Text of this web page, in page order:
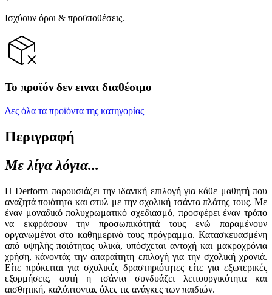
Ισχύουν όροι & προϋποθέσεις.
Το προϊόν δεν ειναι διαθέσιμο
Δες όλα τα προϊόντα της κατηγορίας
Περιγραφή
Με λίγα λόγια...
Η Derform παρουσιάζει την ιδανική επιλογή για κάθε μαθητή που
αναζητά ποιότητα και στυλ με την σχολική τσάντα πλάτης τους. Με
έναν μοναδικό πολυχρωματικό σχεδιασμό, προσφέρει έναν τρόπο
να εκφράσουν την προσωπικότητά τους ενώ παραμένουν
οργανωμένοι στο καθημερινό τους πρόγραμμα. Κατασκευασμένη
από υψηλής ποιότητας υλικά, υπόσχεται αντοχή και μακροχρόνια
χρήση, κάνοντάς την απαραίτητη επιλογή για την σχολική χρονιά.
Είτε πρόκειται για σχολικές δραστηριότητες είτε για εξωτερικές
εξορμήσεις, αυτή η τσάντα συνδυάζει λειτουργικότητα και
αισθητική, καλύπτοντας όλες τις ανάγκες των παιδιών.